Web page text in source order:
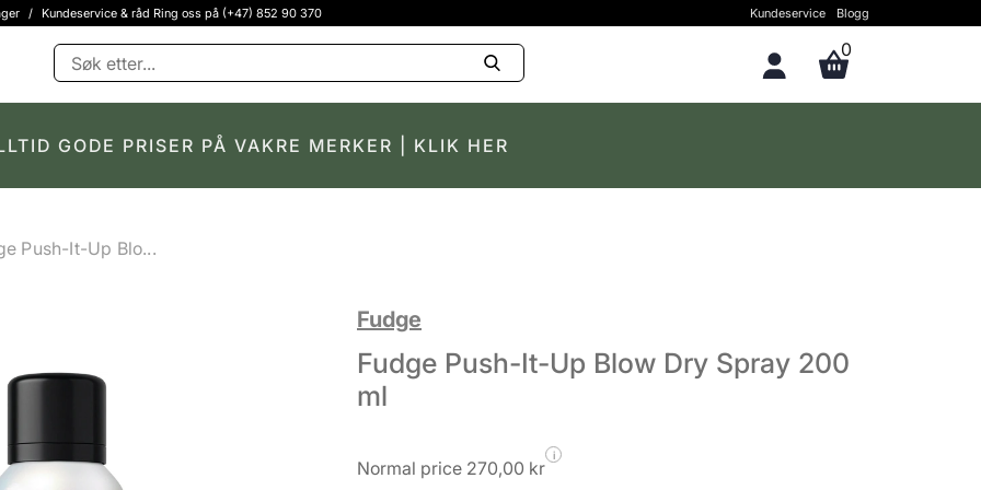
/ Kundeservice & råd Ring oss på (+47) 852 90 370 Kundeservice Blogg
0
GODE PRISER PÅ VAKRE MERKER | KLIK HER
Push-It-Up Blo...
Fudge
Fudge Push-It-Up Blow Dry Spray 200
ml
Normal price 270,00 kr
i